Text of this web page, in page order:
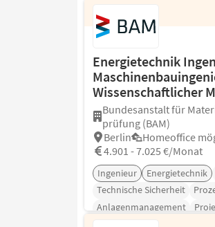
Energietechnik
Wissenschaftlicher
Bundesanstalt für
prüfung (BAM)
Berlin
Homeoffice
4.901 - 7.025 €/Monat
Ingenieur Energietechnik
Technische Sicherheit
Anlagenmanagement